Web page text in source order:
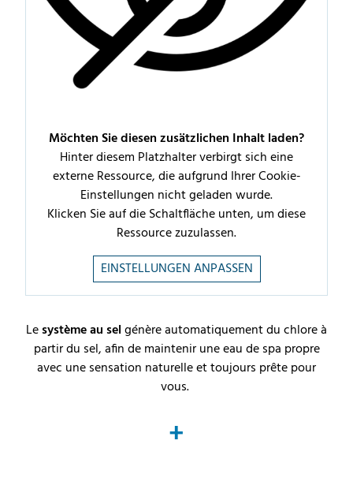
Möchten Sie diesen zusätzlichen Inhalt laden?
Hinter diesem Platzhalter verbirgt sich eine
externe Ressource, die aufgrund Ihrer Cookie-
Einstellungen nicht geladen wurde.
Klicken Sie auf die Schaltfläche unten, um diese
Ressource zuzulassen.
EINSTELLUNGEN ANPASSEN
Lesystème au selgénère automatiquement du chlore à
partir du sel, afin de maintenir une eau de spa propre
avec une sensation naturelle et toujours prête pour
vous.
+